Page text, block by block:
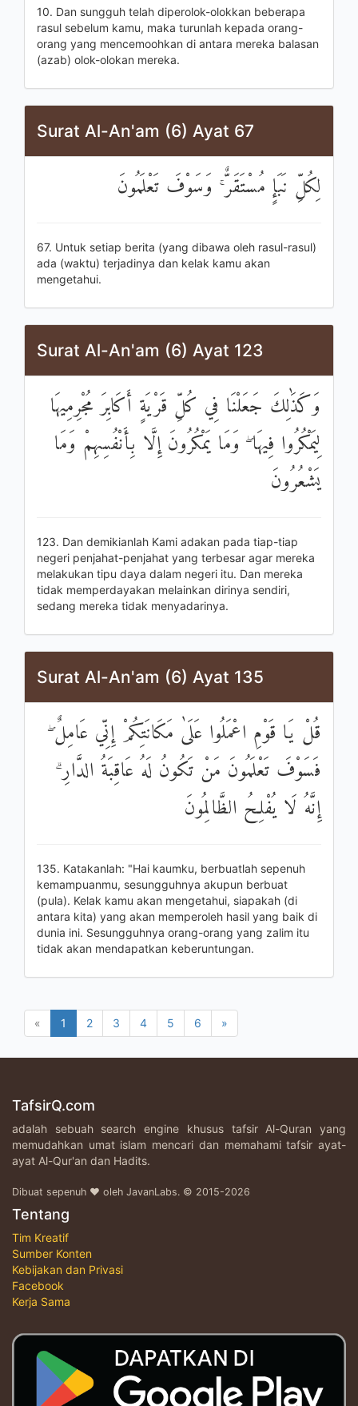
10. Dan sungguh telah diperolok-olokkan beberapa
rasul sebelum kamu, maka turunlah kepada orang-
orang yang mencemoohkan di antara mereka balasan
(azab) olok-olokan mereka.
Surat Al-An'am (6) Ayat 67
لِكُلِّ نَبَإٍ مُسْتَقَرٌّ ۚ وَسَوْفَ تَعْلَمُونَ
67. Untuk setiap berita (yang dibawa oleh rasul-rasul)
ada (waktu) terjadinya dan kelak kamu akan
mengetahui.
Surat Al-An'am (6) Ayat 123
وَكَذَٰلِكَ جَعَلْنَا فِي كُلِّ قَرْيَةٍ أَكَابِرَ مُجْرِمِيهَا
لِيَمْكُرُوا فِيهَا ۖ وَمَا يَمْكُرُونَ إِلَّا بِأَنْفُسِهِمْ وَمَا
يَشْعُرُونَ
123. Dan demikianlah Kami adakan pada tiap-tiap
negeri penjahat-penjahat yang terbesar agar mereka
melakukan tipu daya dalam negeri itu. Dan mereka
tidak memperdayakan melainkan dirinya sendiri,
sedang mereka tidak menyadarinya.
Surat Al-An'am (6) Ayat 135
قُلْ يَا قَوْمِ اعْمَلُوا عَلَىٰ مَكَانَتِكُمْ إِنِّي عَامِلٌ ۖ
فَسَوْفَ تَعْلَمُونَ مَنْ تَكُونُ لَهُ عَاقِبَةُ الدَّارِ ۗ
إِنَّهُ لَا يُفْلِحُ الظَّالِمُونَ
135. Katakanlah: "Hai kaumku, berbuatlah sepenuh
kemampuanmu, sesungguhnya akupun berbuat
(pula). Kelak kamu akan mengetahui, siapakah (di
antara kita) yang akan memperoleh hasil yang baik di
dunia ini. Sesungguhnya orang-orang yang zalim itu
tidak akan mendapatkan keberuntungan.
« 1 2 3 4 5 6 »
TafsirQ.com
adalah sebuah search engine khusus tafsir Al-Quran yang
memudahkan umat islam mencari dan memahami tafsir ayat-
ayat Al-Qur'an dan Hadits.
Dibuat sepenuh ♥ oleh JavanLabs. © 2015-2026
Tentang
Tim Kreatif
Sumber Konten
Kebijakan dan Privasi
Facebook
Kerja Sama